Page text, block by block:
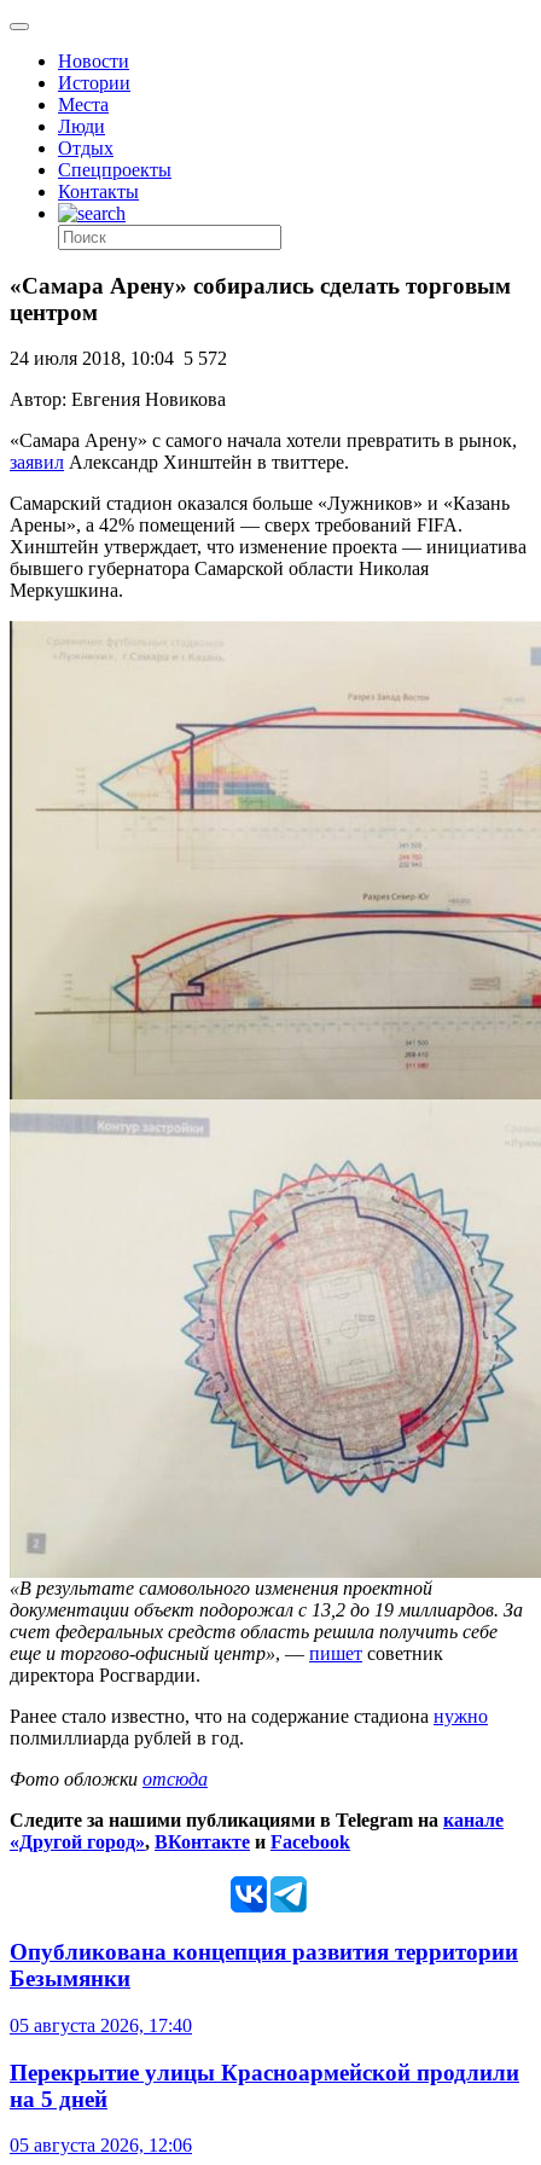
Новости
Истории
Места
Люди
Отдых
Спецпроекты
Контакты
«Самара Арену» собирались сделать торговым
центром
24 июля 2018, 10:04 5 572
Автор: Евгения Новикова
«Самара Арену» с самого начала хотели превратить в рынок,
заявил Александр Хинштейн в твиттере.
Самарский стадион оказался больше «Лужников» и «Казань
Арены», а 42% помещений — сверх требований FIFA.
Хинштейн утверждает, что изменение проекта — инициатива
бывшего губернатора Самарской области Николая
Меркушкина.
«В результате самовольного изменения проектной
документации объект подорожал с 13,2 до 19 миллиардов. За
счет федеральных средств область решила получить себе
еще и торгово-офисный центр», — пишет советник
директора Росгвардии.
Ранее стало известно, что на содержание стадиона нужно
полмиллиарда рублей в год.
Фото обложки отсюда
Следите за нашими публикациями в Telegram на канале
«Другой город», ВКонтакте и Facebook
Опубликована концепция развития территории
Безымянки
05 августа 2026, 17:40
Перекрытие улицы Красноармейской продлили
на 5 дней
05 августа 2026, 12:06